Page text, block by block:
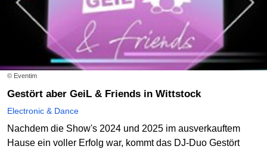
© Eventim
Gestört aber GeiL & Friends in Wittstock
Electronic & Dance
Nachdem die Show's 2024 und 2025 im ausverkauftem
Hause ein voller Erfolg war, kommt das DJ-Duo Gestört